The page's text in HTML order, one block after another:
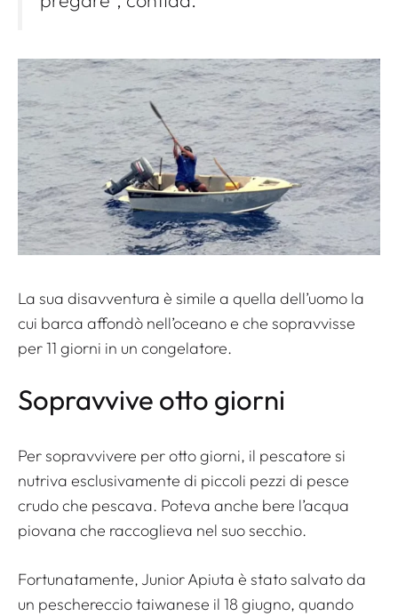
La sua disavventura è simile a quella dell’uomo la
cui barca affondò nell’oceano e che sopravvisse
per 11 giorni in un congelatore.
Sopravvive otto giorni
Per sopravvivere per otto giorni, il pescatore si
nutriva esclusivamente di piccoli pezzi di pesce
crudo che pescava. Poteva anche bere l’acqua
piovana che raccoglieva nel suo secchio.
Fortunatamente, Junior Apiuta è stato salvato da
un peschereccio taiwanese il 18 giugno, quando